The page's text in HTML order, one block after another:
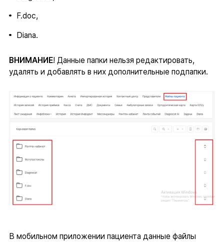
F.doc,
Diana.
ВНИМАНИЕ! Данные папки нельзя редактировать,
удалять и добавлять в них дополнительные подпапки.
В мобильном приложении пациента данные файлы